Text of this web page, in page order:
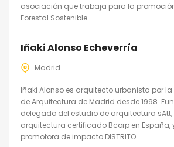
asociación que trabaja para la
Forestal Sostenible...
Iñaki Alonso Echeverría
Madrid
Iñaki Alonso es arquitecto urbanista por la
de Arquitectura de Madrid desde 1998.
delegado del estudio de arquitectura
arquitectura certificado Bcorp en
promotora de impacto DISTRITO...